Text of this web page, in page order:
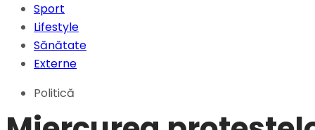
Sport
Lifestyle
Sănătate
Externe
Politică